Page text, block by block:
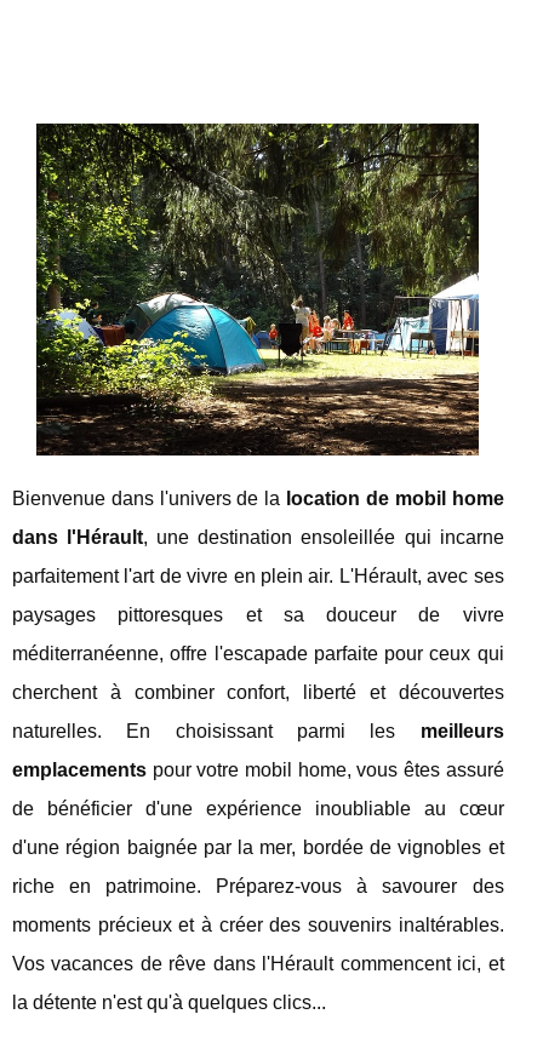
Bienvenue dans l'univers de la location de mobil home
dans l'Hérault, une destination ensoleillée qui incarne
parfaitement l'art de vivre en plein air. L'Hérault, avec ses
paysages pittoresques et sa douceur de vivre
méditerranéenne, offre l'escapade parfaite pour ceux qui
cherchent à combiner confort, liberté et découvertes
naturelles. En choisissant parmi les meilleurs
emplacements pour votre mobil home, vous êtes assuré
de bénéficier d'une expérience inoubliable au cœur
d'une région baignée par la mer, bordée de vignobles et
riche en patrimoine. Préparez-vous à savourer des
moments précieux et à créer des souvenirs inaltérables.
Vos vacances de rêve dans l'Hérault commencent ici, et
la détente n'est qu'à quelques clics...